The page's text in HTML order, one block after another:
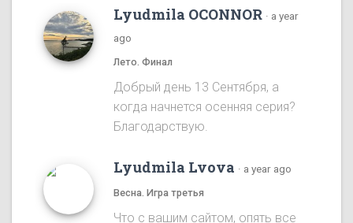
Lyudmila OCONNOR · a year
ago
Лето. Финал
Добрый день 13 Сентября, а
когда начнется осенняя серия?
Благодарствую.
Lyudmila Lvova · a year ago
Весна. Игра третья
Что с вашим сайтом, опять все